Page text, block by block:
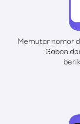
Memutar nomor
Gabon